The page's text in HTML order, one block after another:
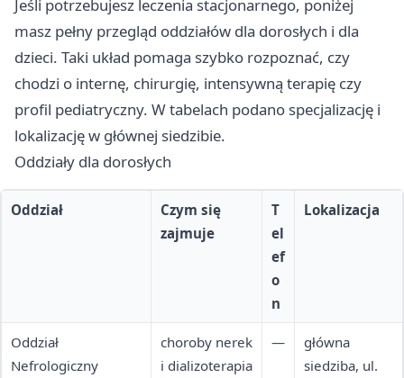
Jeśli potrzebujesz leczenia stacjonarnego, poniżej
masz pełny przegląd oddziałów dla dorosłych i dla
dzieci. Taki układ pomaga szybko rozpoznać, czy
chodzi o internę, chirurgię, intensywną terapię czy
profil pediatryczny. W tabelach podano specjalizację i
lokalizację w głównej siedzibie.
Oddziały dla dorosłych
Oddział
Czym się
zajmuje
T
el
ef
o
n
Lokalizacja
Oddział
Nefrologiczny
choroby nerek
i dializoterapia
—
główna
siedziba, ul.